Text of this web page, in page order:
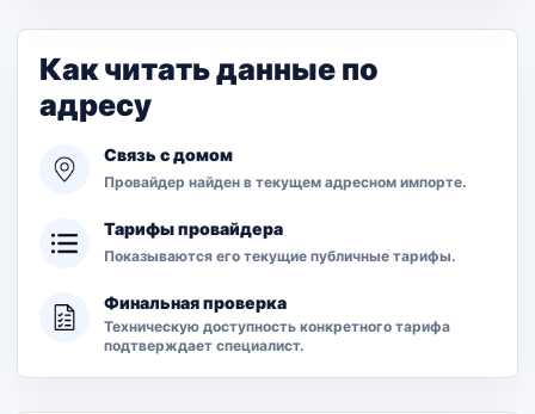
Как читать данные по
адресу
Связь с домом
Провайдер найден в текущем адресном импорте.
Тарифы провайдера
Показываются его текущие публичные тарифы.
Финальная проверка
Техническую доступность конкретного тарифа
подтверждает специалист.